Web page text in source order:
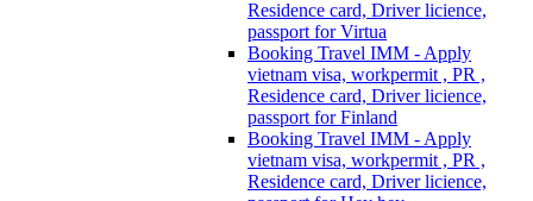
Residence card, Driver licience,
passport for Virtua
Booking Travel IMM - Apply
vietnam visa, workpermit , PR ,
Residence card, Driver licience,
passport for Finland
Booking Travel IMM - Apply
vietnam visa, workpermit , PR ,
Residence card, Driver licience,